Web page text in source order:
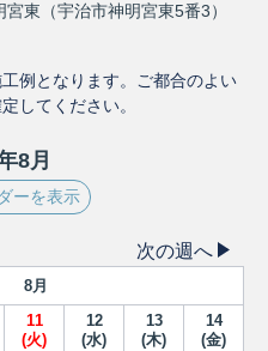
東（宇治市神明宮東5番3）
例となります。ご都合のよい
してください。
8月
ーを表示
次の週へ
8月
11
(火)
12
(水)
13
(木)
14
(金)